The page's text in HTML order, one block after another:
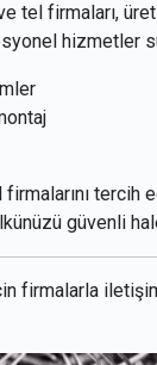
tel firmaları,
hizmetler
tercih
güvenli
firmalarla